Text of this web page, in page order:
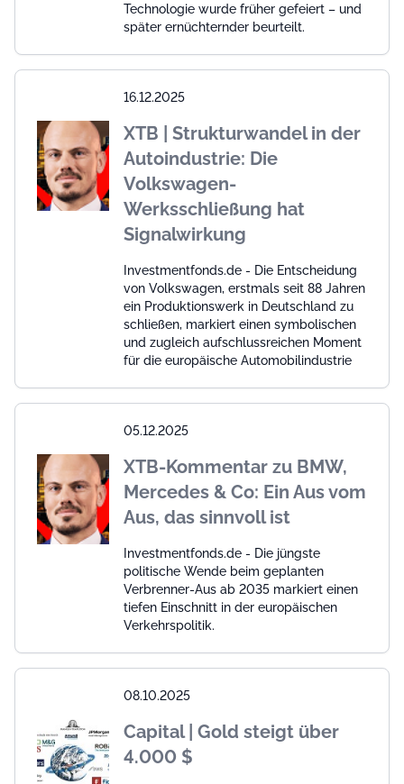
Technologie wurde früher gefeiert – und
später ernüchternder beurteilt.
16.12.2025
XTB | Strukturwandel in der
Autoindustrie: Die
Volkswagen-
Werksschließung hat
Signalwirkung
Investmentfonds.de - Die Entscheidung
von Volkswagen, erstmals seit 88 Jahren
ein Produktionswerk in Deutschland zu
schließen, markiert einen symbolischen
und zugleich aufschlussreichen Moment
für die europäische Automobilindustrie
05.12.2025
XTB-Kommentar zu BMW,
Mercedes & Co: Ein Aus vom
Aus, das sinnvoll ist
Investmentfonds.de - Die jüngste
politische Wende beim geplanten
Verbrenner-Aus ab 2035 markiert einen
tiefen Einschnitt in der europäischen
Verkehrspolitik.
08.10.2025
Capital | Gold steigt über
4.000 $